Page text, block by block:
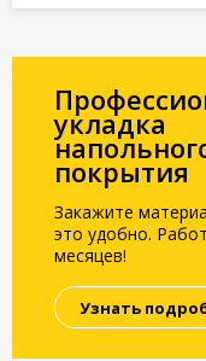
укладка
покрытия
Закажите
это удобно.
месяцев!
Узнать